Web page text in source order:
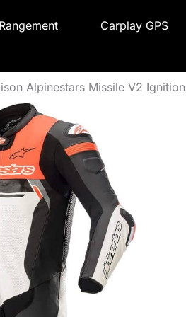
Rangement Carplay GPS
Alpinestars Missile V2 Ignition